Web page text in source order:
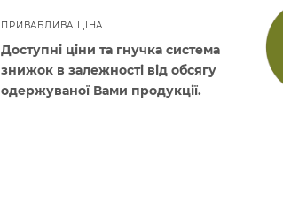
ПРИВАБЛИВА ЦІНА
Доступні ціни та гнучка система
знижок в залежності від обсягу
одержуваної Вами продукції.